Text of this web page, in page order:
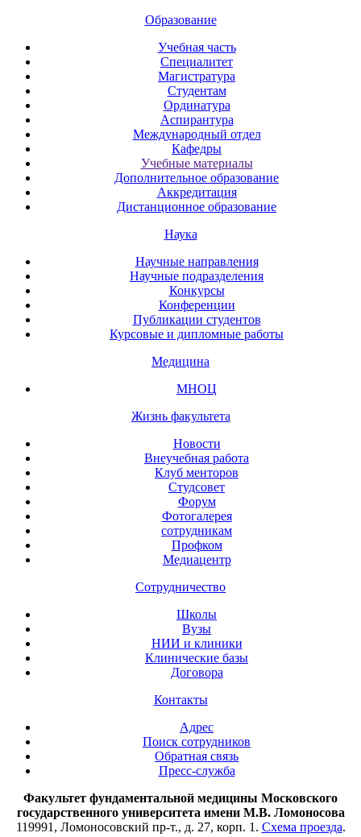
Образование
Учебная часть
Специалитет
Магистратура
Студентам
Ординатура
Аспирантура
Международный отдел
Кафедры
Учебные материалы
Дополнительное образование
Аккредитация
Дистанционное образование
Наука
Научные направления
Научные подразделения
Конкурсы
Конференции
Публикации студентов
Курсовые и дипломные работы
Медицина
МНОЦ
Жизнь факультета
Новости
Внеучебная работа
Клуб менторов
Студсовет
Форум
Фотогалерея
сотрудникам
Профком
Медиацентр
Сотрудничество
Школы
Вузы
НИИ и клиники
Клинические базы
Договора
Контакты
Адрес
Поиск сотрудников
Обратная связь
Пресс-служба
Факультет фундаментальной медицины Московского
государственного университета имени М.В. Ломоносова
119991, Ломоносовский пр-т., д. 27, корп. 1. Схема проезда.